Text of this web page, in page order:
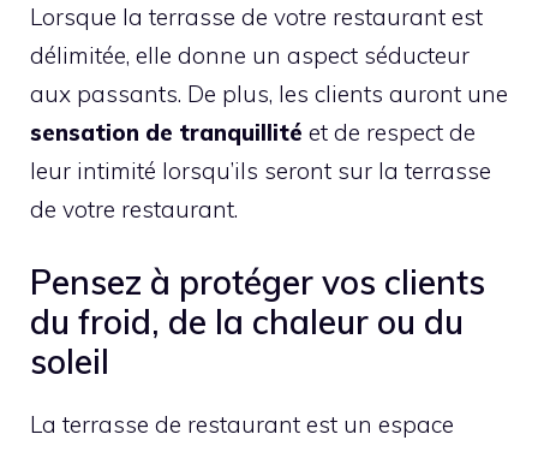
Lorsque la terrasse de votre restaurant est
délimitée, elle donne un aspect séducteur
aux passants. De plus, les clients auront une
sensation de tranquillité et de respect de
leur intimité lorsqu’ils seront sur la terrasse
de votre restaurant.
Pensez à protéger vos clients
du froid, de la chaleur ou du
soleil
La terrasse de restaurant est un espace